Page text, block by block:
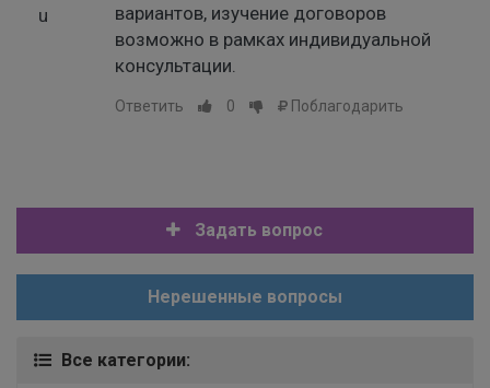
вариантов, изучение договоров
возможно в рамках индивидуальной
консультации.
Ответить 0 Поблагодарить
Задать вопрос
Нерешенные вопросы
Все категории: